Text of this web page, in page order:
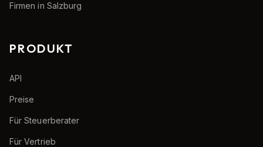
Firmen in Salzburg
PRODUKT
API
Preise
Für Steuerberater
Für Vertrieb